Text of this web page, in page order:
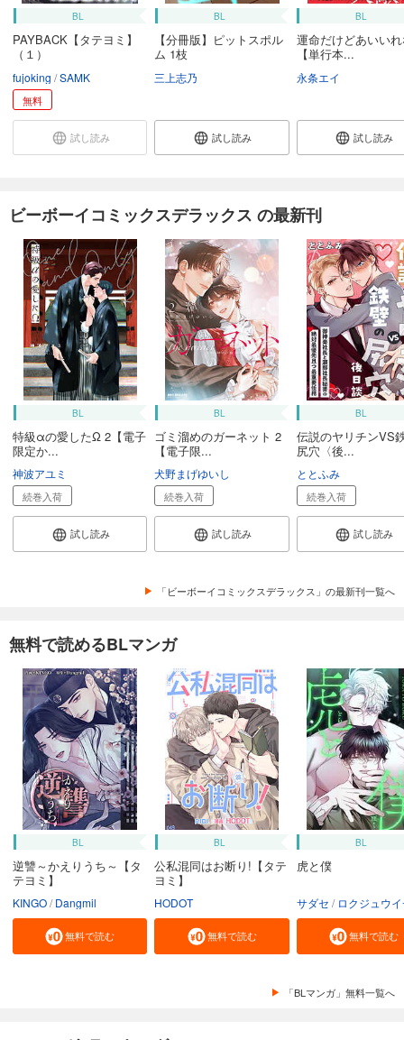
BL
PAYBACK【タテヨミ】
（１）
fujoking SAMK
無料
試し読み
BL
【分冊版】ピットスポル
ム 1枝
三上志乃
試し読み
BL
運命だけどあいい
【単行本...
永条エイ
試し読み
ビーボーイコミックスデラックス の最新刊
BL
特級αの愛したΩ 2【電子
限定か...
神波アユミ
続巻入荷
試し読み
BL
ゴミ溜めのガーネット 2
【電子限...
犬野まげゆいし
続巻入荷
試し読み
BL
伝説のヤリチンVS
尻穴〈後...
ととふみ
続巻入荷
試し読み
「ビーボーイコミックスデラックス」の最新刊一覧へ
無料で読めるBLマンガ
BL
逆讐～かえりうち～【タ
テヨミ】
KINGO Dangmil
無料で読む
BL
公私混同はお断り!【タテ
ヨミ】
HODOT
無料で読む
BL
虎と僕
サダセ ロクジュウ
無料で読む
「BLマンガ」無料一覧へ